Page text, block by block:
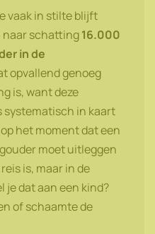
vaak in stilte blijft
naar schatting16.000
in de
opvallend genoeg
is, want deze
systematisch in kaart
het moment dat een
moet uitleggen
is, maar in de
je dat aan een kind?
of schaamte de